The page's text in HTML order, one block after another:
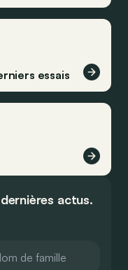
essais
actus.